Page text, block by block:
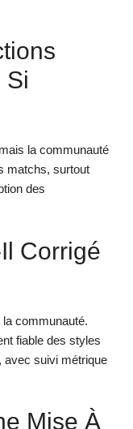
Si
la communauté
matchs, surtout
des
Corrigé
communauté.
fiable des styles
avec suivi métrique
Mise À